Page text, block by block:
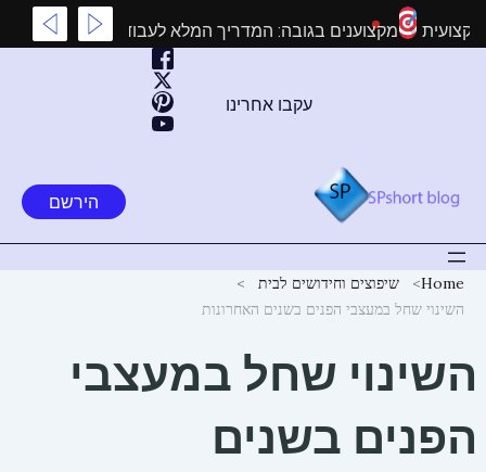
לתוכןשלטים מקצועית מקצוענים בגובה: המדריך המלא לעבודות
עקבו אחרינו
הירשם
Home
שיפוצים וחידושים לבית
השינוי שחל במעצבי הפנים בשנים האחרונות
השינוי שחל במעצבי
הפנים בשנים